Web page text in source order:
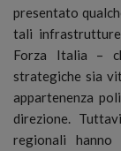
presentato
tali
Forza Italia –
strategiche sia
appartenenza
direzione.
regionali hanno